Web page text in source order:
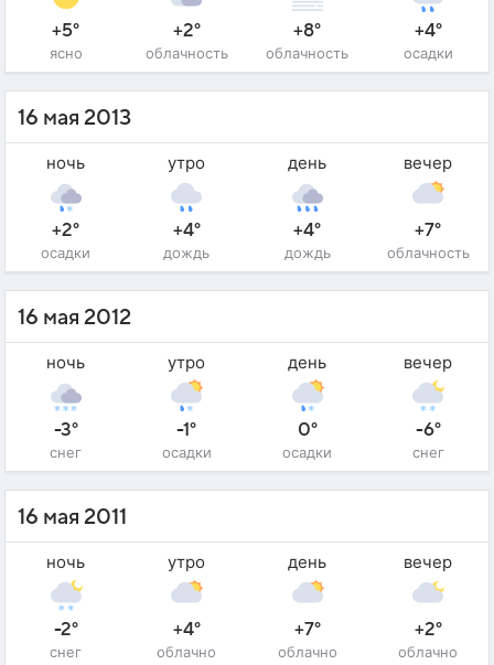
+5°
ясно
+2°
облачность
+8°
облачность
+4°
осадки
16 мая 2013
ночь
+2°
осадки
утро
+4°
дождь
день
+4°
дождь
вечер
+7°
облачность
16 мая 2012
ночь
-3°
снег
утро
-1°
осадки
день
0°
осадки
вечер
-6°
снег
16 мая 2011
ночь
-2°
снег
утро
+4°
облачно
день
+7°
облачно
вечер
+2°
облачно